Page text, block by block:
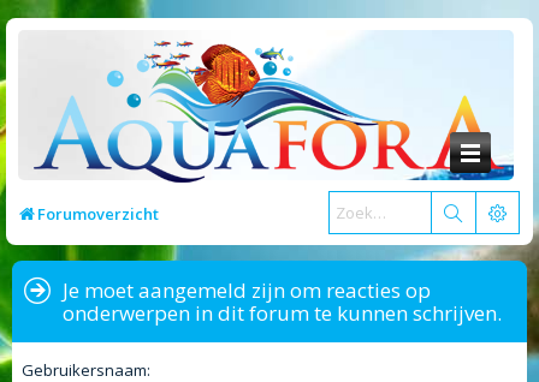
Forumoverzicht
Je moet aangemeld zijn om reacties op
onderwerpen in dit forum te kunnen schrijven.
Gebruikersnaam: